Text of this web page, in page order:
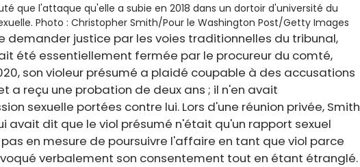
que l'attaque qu'elle a subie en 2018 dans un dortoir d'université du
Photo : Christopher Smith/Pour le Washington Post/Getty Images
demander justice par les voies traditionnelles du tribunal,
été essentiellement fermée par le procureur du comté,
son violeur présumé a plaidé coupable à des accusations
a reçu une probation de deux ans ; il n'en avait
sexuelle portées contre lui. Lors d'une réunion privée, Smith
avait dit que le viol présumé n'était qu'un rapport sexuel
en mesure de poursuivre l'affaire en tant que viol parce
verbalement son consentement tout en étant étranglé.